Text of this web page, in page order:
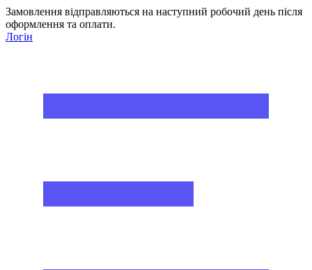
Замовлення відправляються на наступний робочий день після
оформлення та оплати.
Логін